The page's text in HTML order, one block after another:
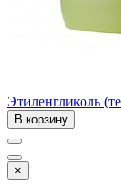
Этиленгликоль
В корзину
×